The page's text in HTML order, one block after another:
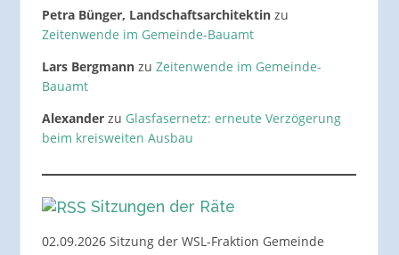
Petra Bünger, Landschaftsarchitektinzu
Zeitenwende im Gemeinde-Bauamt
Lars Bergmannzu Zeitenwende im Gemeinde-
Bauamt
Alexanderzu Glasfasernetz: erneute Verzögerung
beim kreisweiten Ausbau
Sitzungen der Räte
02.09.2026 Sitzung der WSL-Fraktion Gemeinde